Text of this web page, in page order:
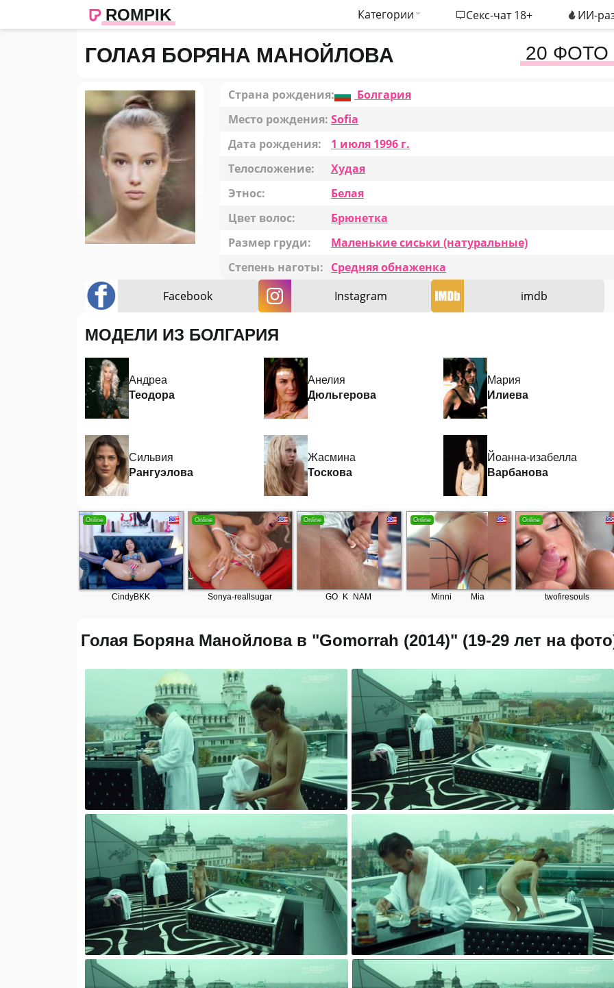
ROMPIK Категории Секс-чат 18+ ИИ-
ГОЛАЯ БОРЯНА МАНОЙЛОВА 20 ФОТО
Страна рождения:
Болгария
Место рождения: Sofia
Дата рождения:
1 июля 1996 г.
Телосложение:
Худая
Этнос:
Белая
Цвет волос:
Брюнетка
Размер груди:
Маленькие сиськи (натуральные)
Степень наготы: Средняя обнаженка
Facebook
Instagram imdb
МОДЕЛИ ИЗ БОЛГАРИЯ
Андреа
Теодора
Анелия
Дюльгерова
Мария
Илиева
Сильвия
Рангуэлова
Жасмина
Тоскова
Йоанна-изабелла
Варбанова
Голая Боряна Манойлова в "Gomorrah (2014)" (19-29 лет на